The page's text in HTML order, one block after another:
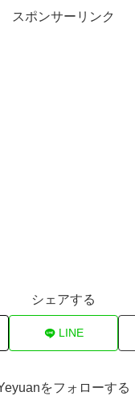
スポンサーリンク
シェアする
LINE
をフォローする